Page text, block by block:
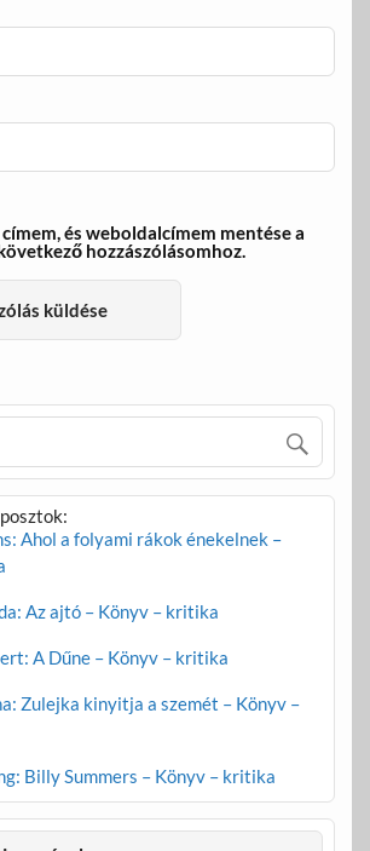
és weboldalcímem mentése a
hozzászólásomhoz.
Ahol a folyami rákok énekelnek –
Az ajtó – Könyv – kritika
A Dűne – Könyv – kritika
Zulejka kinyitja a szemét – Könyv –
Billy Summers – Könyv – kritika